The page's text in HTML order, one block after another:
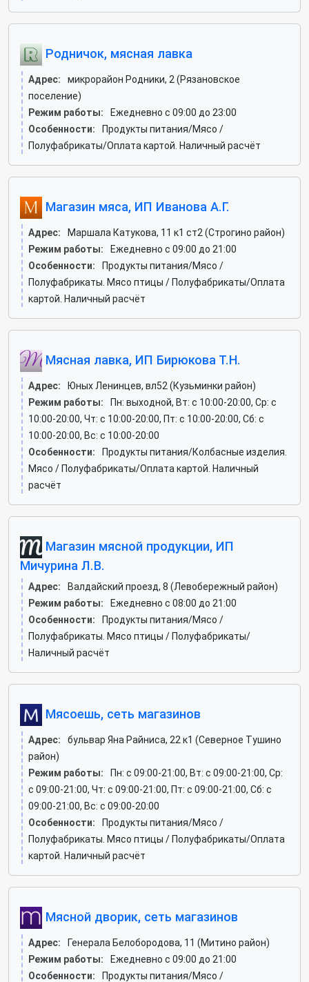
Родничок, мясная лавка
Адрес:
микрорайон Родники, 2 (Рязановское
поселение)
Режим работы:
Ежедневно с 09:00 до 23:00
Особенности:
Продукты питания/Мясо /
Полуфабрикаты/Оплата картой. Наличный расчёт
Магазин мяса, ИП Иванова А.Г.
Адрес:
Маршала Катукова, 11 к1 ст2 (Строгино район)
Режим работы:
Ежедневно с 09:00 до 21:00
Особенности:
Продукты питания/Мясо /
Полуфабрикаты. Мясо птицы / Полуфабрикаты/Оплата
картой. Наличный расчёт
Мясная лавка, ИП Бирюкова Т.Н.
Адрес:
Юных Ленинцев, вл52 (Кузьминки район)
Режим работы:
Пн: выходной, Вт: c 10:00-20:00, Ср: c
10:00-20:00, Чт: c 10:00-20:00, Пт: c 10:00-20:00, Сб: c
10:00-20:00, Вс: c 10:00-20:00
Особенности:
Продукты питания/Колбасные изделия.
Мясо / Полуфабрикаты/Оплата картой. Наличный
расчёт
Магазин мясной продукции, ИП
Мичурина Л.В.
Адрес:
Валдайский проезд, 8 (Левобережный район)
Режим работы:
Ежедневно с 08:00 до 21:00
Особенности:
Продукты питания/Мясо /
Полуфабрикаты. Мясо птицы / Полуфабрикаты/
Наличный расчёт
Мясоешь, сеть магазинов
Адрес:
бульвар Яна Райниса, 22 к1 (Северное Тушино
район)
Режим работы:
Пн: c 09:00-21:00, Вт: c 09:00-21:00, Ср:
c 09:00-21:00, Чт: c 09:00-21:00, Пт: c 09:00-21:00, Сб: c
09:00-21:00, Вс: c 09:00-20:00
Особенности:
Продукты питания/Мясо /
Полуфабрикаты. Мясо птицы / Полуфабрикаты/Оплата
картой. Наличный расчёт
Мясной дворик, сеть магазинов
Адрес:
Генерала Белобородова, 11 (Митино район)
Режим работы:
Ежедневно с 09:00 до 21:00
Особенности:
Продукты питания/Мясо /